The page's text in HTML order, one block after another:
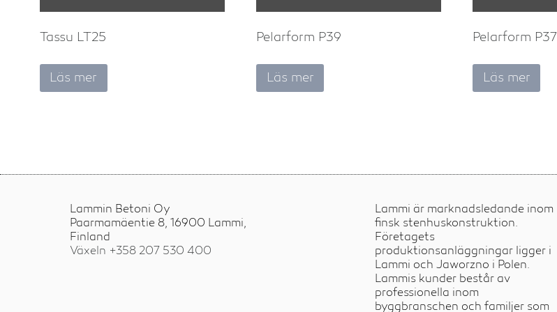
Tassu LT25
Läs mer
Pelarform P39
Läs mer
Pelarform P37
Läs mer
Lammin Betoni Oy
Paarmamäentie 8, 16900 Lammi,
Finland
Växeln +358 207 530 400
Lammi är marknadsledande inom
finsk stenhuskonstruktion.
Företagets
produktionsanläggningar ligger i
Lammi och Jaworzno i Polen.
Lammis kunder består av
professionella inom
byggbranschen och familjer som